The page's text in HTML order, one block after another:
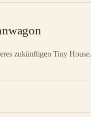
zukünftigen Tiny